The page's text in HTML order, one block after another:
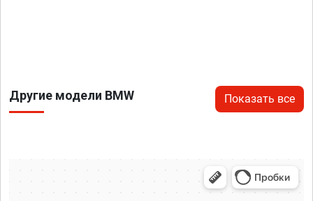
Другие модели BMW Показать все